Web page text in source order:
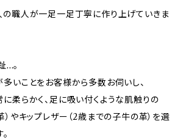
職人が一足一足丁寧に作り上げていきま
...。
いことをお客様から多数お伺いし、
柔らかく、足に吸い付くような肌触りの
）やキップレザー（2歳までの子牛の革）を選